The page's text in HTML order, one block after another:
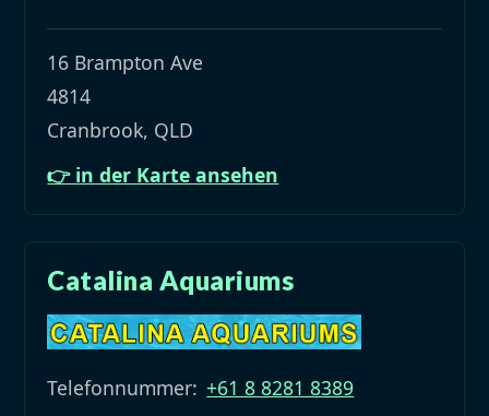
16 Brampton Ave
4814
Cranbrook, QLD
👉 in der Karte ansehen
Catalina Aquariums
Telefonnummer: +61 8 8281 8389